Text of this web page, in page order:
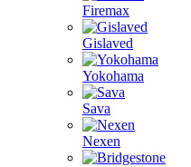
Firemax
Gislaved
Yokohama
Sava
Nexen